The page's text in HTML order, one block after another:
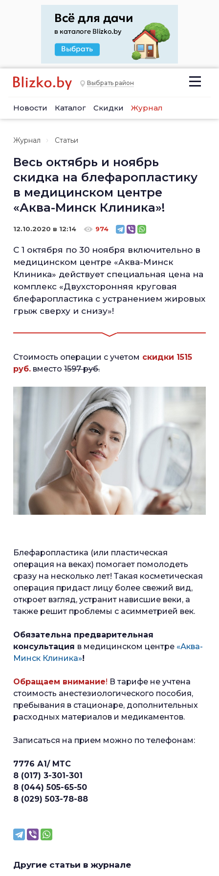
Выбрать район
Новости Каталог Скидки Журнал
Журнал Статьи
Весь октябрь и ноябрь
скидка на блефаропластику
в медицинском центре
«Аква-Минск Клиника»!
12.10.2020 в 12:14 974
С 1 октября по 30 ноября включительно в
медицинском центре «Аква-Минск
Клиника» действует специальная цена на
комплекс «Двухсторонняя круговая
блефаропластика с устранением жировых
грыж сверху и снизу»!
Стоимость операции с учетом скидки 1515
руб. вместо 1597 руб.
Блефаропластика (или пластическая
операция на веках) помогает помолодеть
сразу на несколько лет! Такая косметическая
операция придаст лицу более свежий вид,
откроет взгляд, устранит нависшие веки, а
также решит проблемы с асимметрией век.
Обязательна предварительная
консультация в медицинском центре «Аква-
Минск Клиника»!
Обращаем внимание! В тарифе не учтена
стоимость анестезиологического пособия,
пребывания в стационаре, дополнительных
расходных материалов и медикаментов.
Записаться на прием можно по телефонам:
7776 А1/ МТС
8 (017) 3-301-301
8 (044) 505-65-50
8 (029) 503-78-88
Другие статьи в журнале